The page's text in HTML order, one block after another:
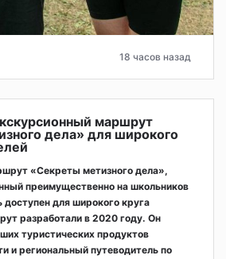
18 часов назад
маршрут
дела» для широкого
«Секреты метизного дела»,
преимущественно на школьников
доступен для широкого круга
разработали в 2020 году. Он
туристических продуктов
и региональный путеводитель по